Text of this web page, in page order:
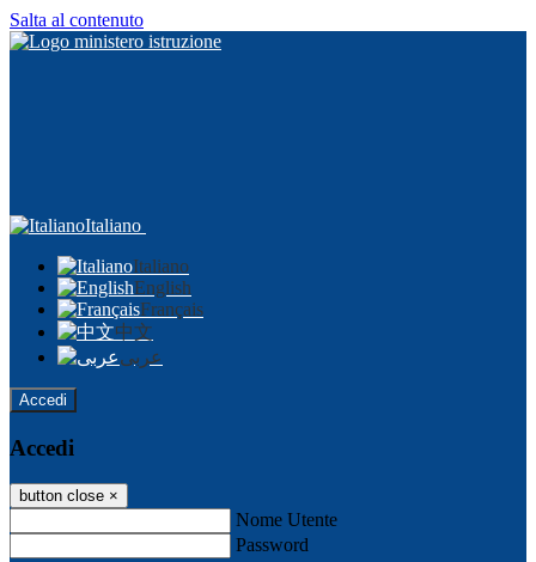
Salta al contenuto
Italiano
Italiano
English
Français
中文
عربى
Accedi
Accedi
button close ×
Nome Utente
Password